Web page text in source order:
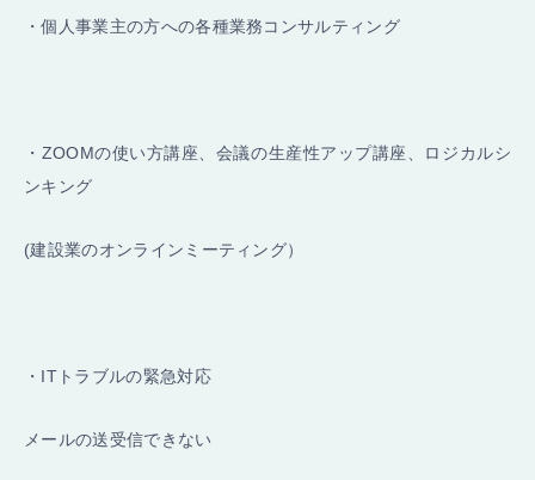
・個人事業主の方への各種業務コンサルティング
・ZOOMの使い方講座、会議の生産性アップ講座、ロジカルシ
ンキング
(建設業のオンラインミーティング）
・ITトラブルの緊急対応
メールの送受信できない